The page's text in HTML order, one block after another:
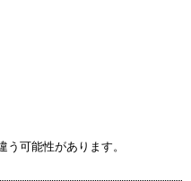
う可能性があります。